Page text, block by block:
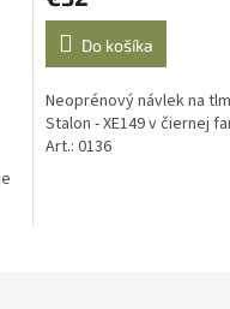
Do košíka
Neoprénový návlek na
Stalon - XE149 v čiernej
Art.: 0136